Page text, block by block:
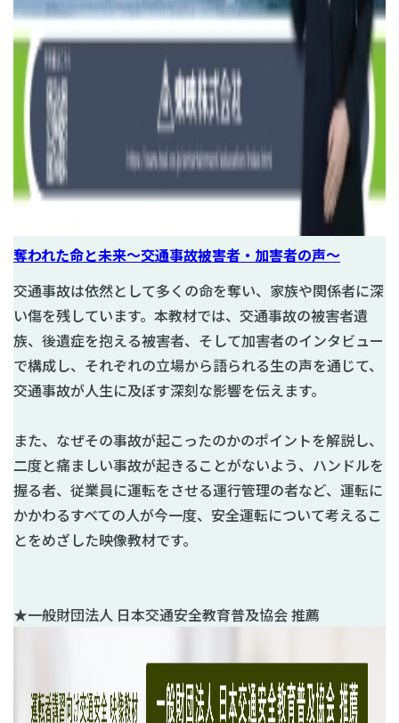
奪われた命と未来～交通事故被害者・加害者の声～
交通事故は依然として多くの命を奪い、家族や関係者に深
い傷を残しています。本教材では、交通事故の被害者遺
族、後遺症を抱える被害者、そして加害者のインタビュー
で構成し、それぞれの立場から語られる生の声を通じて、
交通事故が人生に及ぼす深刻な影響を伝えます。
また、なぜその事故が起こったのかのポイントを解説し、
二度と痛ましい事故が起きることがないよう、ハンドルを
握る者、従業員に運転をさせる運行管理の者など、運転に
かかわるすべての人が今一度、安全運転について考えるこ
とをめざした映像教材です。
★一般財団法人 日本交通安全教育普及協会 推薦